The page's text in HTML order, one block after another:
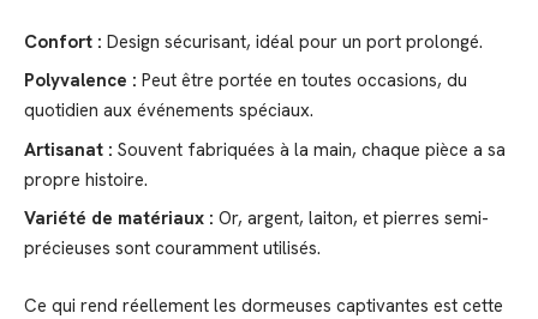
Confort : Design sécurisant, idéal pour un port prolongé.
Polyvalence : Peut être portée en toutes occasions, du
quotidien aux événements spéciaux.
Artisanat : Souvent fabriquées à la main, chaque pièce a sa
propre histoire.
Variété de matériaux : Or, argent, laiton, et pierres semi-
précieuses sont couramment utilisés.
Ce qui rend réellement les dormeuses captivantes est cette